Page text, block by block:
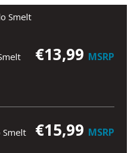
Smelt
€13,99 MSRP
Smelt €15,99 MSRP